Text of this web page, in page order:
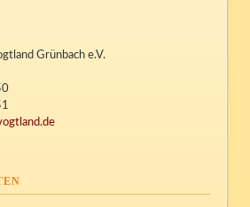
Grünbach e.V.